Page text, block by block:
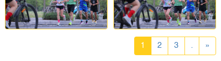
1 2 3 . »